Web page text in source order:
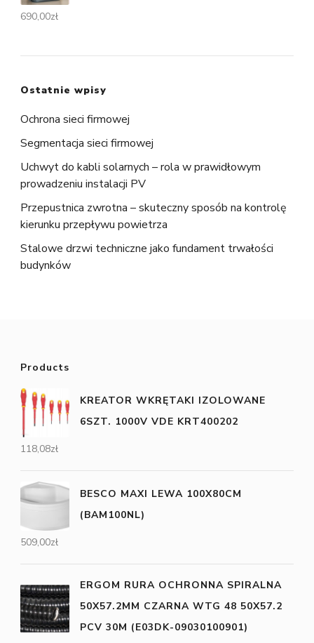
690,00zł
Ostatnie wpisy
Ochrona sieci firmowej
Segmentacja sieci firmowej
Uchwyt do kabli solarnych – rola w prawidłowym
prowadzeniu instalacji PV
Przepustnica zwrotna – skuteczny sposób na kontrolę
kierunku przepływu powietrza
Stalowe drzwi techniczne jako fundament trwałości
budynków
Products
KREATOR WKRĘTAKI IZOLOWANE
6SZT. 1000V VDE KRT400202
118,08zł
BESCO MAXI LEWA 100X80CM
(BAM100NL)
509,00zł
ERGOM RURA OCHRONNA SPIRALNA
50X57.2MM CZARNA WTG 48 50X57.2
PCV 30M (E03DK-09030100901)